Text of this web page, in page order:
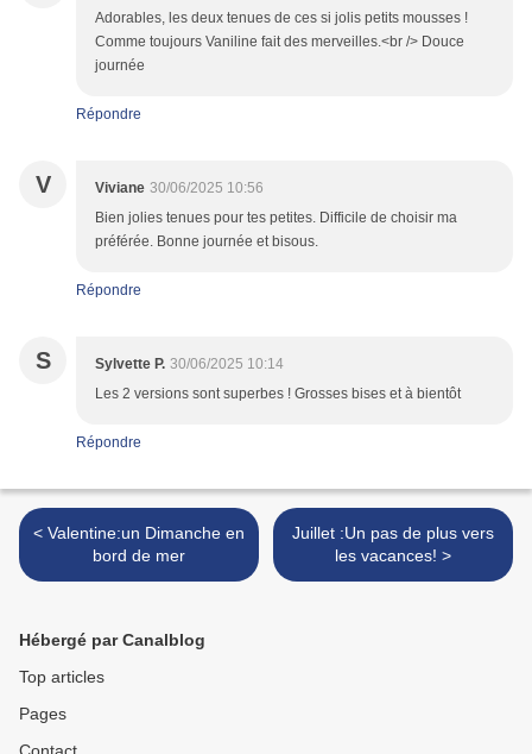
Adorables, les deux tenues de ces si jolis petits mousses !
Comme toujours Vaniline fait des merveilles.<br /> Douce
journée
Répondre
V Viviane 30/06/2025 10:56
Bien jolies tenues pour tes petites. Difficile de choisir ma
préférée. Bonne journée et bisous.
Répondre
S Sylvette P. 30/06/2025 10:14
Les 2 versions sont superbes ! Grosses bises et à bientôt
Répondre
< Valentine:un Dimanche en
bord de mer
Juillet :Un pas de plus vers
les vacances! >
Hébergé par Canalblog
Top articles
Pages